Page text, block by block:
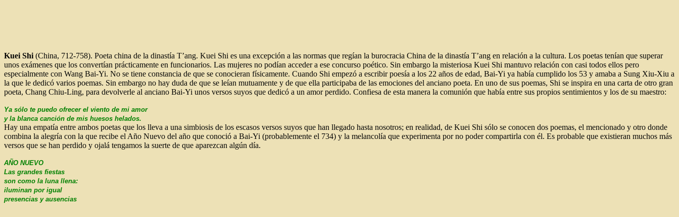
Kuei Shi (China, 712-758). Poeta china de la dinastía T’ang. Kuei Shi es una excepción a las normas que regían la burocracia China de la dinastía T’ang en relación a la cultura. Los poetas tenían que superar
unos exámenes que los convertían prácticamente en funcionarios. Las mujeres no podían acceder a ese concurso poético. Sin embargo la misteriosa Kuei Shi mantuvo relación con casi todos ellos pero
especialmente con Wang Bai-Yi. No se tiene constancia de que se conocieran físicamente. Cuando Shi empezó a escribir poesía a los 22 años de edad, Bai-Yi ya había cumplido los 53 y amaba a Sung Xiu-Xiu a
la que le dedicó varios poemas. Sin embargo no hay duda de que se leían mutuamente y de que ella participaba de las emociones del anciano poeta. En uno de sus poemas, Shi se inspira en una carta de otro gran
poeta, Chang Chiu-Ling, para devolverle al anciano Bai-Yi unos versos suyos que dedicó a un amor perdido. Confiesa de esta manera la comunión que había entre sus propios sentimientos y los de su maestro:
Ya sólo te puedo ofrecer el viento de mi amor
y la blanca canción de mis huesos helados.
Hay una empatía entre ambos poetas que los lleva a una simbiosis de los escasos versos suyos que han llegado hasta nosotros; en realidad, de Kuei Shi sólo se conocen dos poemas, el mencionado y otro donde
combina la alegría con la que recibe el Año Nuevo del año que conoció a Bai-Yi (probablemente el 734) y la melancolía que experimenta por no poder compartirla con él. Es probable que existieran muchos más
versos que se han perdido y ojalá tengamos la suerte de que aparezcan algún día.
AÑO NUEVO
Las grandes fiestas
son como la luna llena:
iluminan por igual
presencias y ausencias